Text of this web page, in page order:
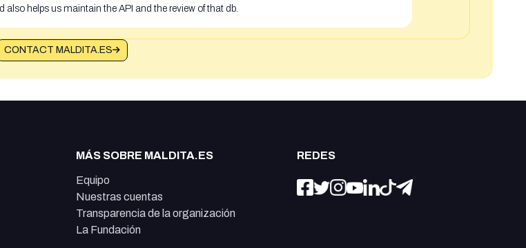
helps us maintain the API and the review of that db.
CONTACT MALDITA.ES
MÁS SOBRE MALDITA.ES
Equipo
Nuestras cuentas
Transparencia de la organización
La Fundación
REDES